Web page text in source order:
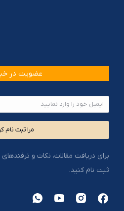
عضویت در
مرا ثبت نام
برای دریافت مقالات، نکات و
ثبت نام کنید.